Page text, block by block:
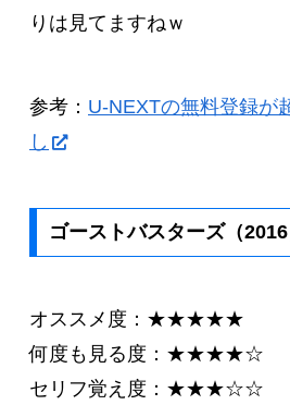
りは見てますねｗ
参考： U-NEXTの無料登録が
し
ゴーストバスターズ（2016
オススメ度：★★★★★
何度も見る度：★★★★☆
セリフ覚え度：★★★☆☆